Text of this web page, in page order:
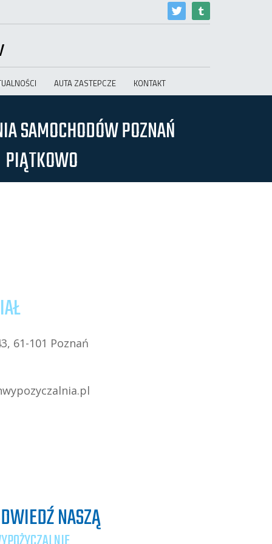
AUTA ZASTEPCZE KONTAKT
SAMOCHODÓW POZNAŃ
PIĄTKOWO
61-101 Poznań
NASZĄ